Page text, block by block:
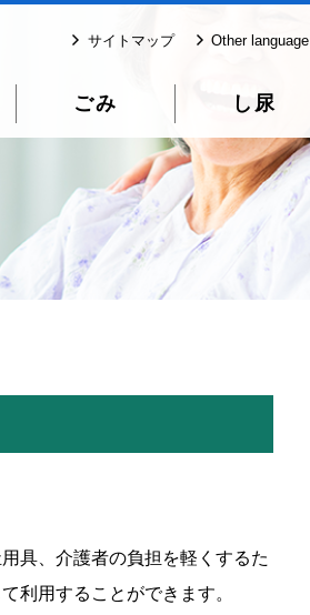
ごみ し尿
サイトマップ Other language
具、介護者の負担を軽くするた
利用することができます。